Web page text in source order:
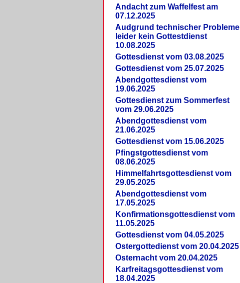
Andacht zum Waffelfest am
07.12.2025
Audgrund technischer Probleme
leider kein Gottestdienst
10.08.2025
Gottesdienst vom 03.08.2025
Gottesdienst vom 25.07.2025
Abendgottesdienst vom
19.06.2025
Gottesdienst zum Sommerfest
vom 29.06.2025
Abendgottesdienst vom
21.06.2025
Gottesdienst vom 15.06.2025
Pfingstgottesdienst vom
08.06.2025
Himmelfahrtsgottesdienst vom
29.05.2025
Abendgottesdienst vom
17.05.2025
Konfirmationsgottesdienst vom
11.05.2025
Gottesdienst vom 04.05.2025
Ostergottedienst vom 20.04.2025
Osternacht vom 20.04.2025
Karfreitagsgottesdienst vom
18.04.2025